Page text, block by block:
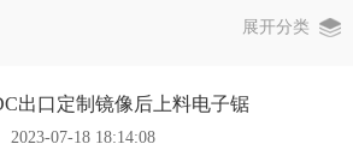
展开分类
出口定制镜像后上料电子锯
2023-07-18 18:14:08